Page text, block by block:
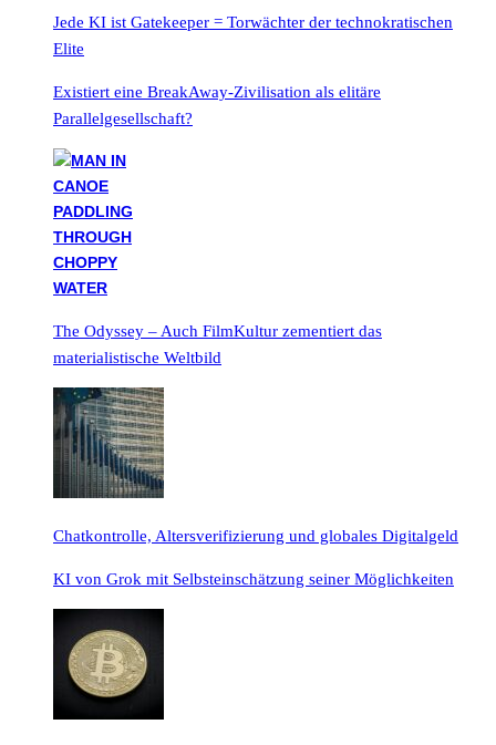
Jede KI ist Gatekeeper = Torwächter der technokratischen
Elite
Existiert eine BreakAway-Zivilisation als elitäre
Parallelgesellschaft?
The Odyssey – Auch FilmKultur zementiert das
materialistische Weltbild
Chatkontrolle, Altersverifizierung und globales Digitalgeld
KI von Grok mit Selbsteinschätzung seiner Möglichkeiten